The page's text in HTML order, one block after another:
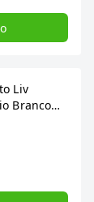
Liv
Branco